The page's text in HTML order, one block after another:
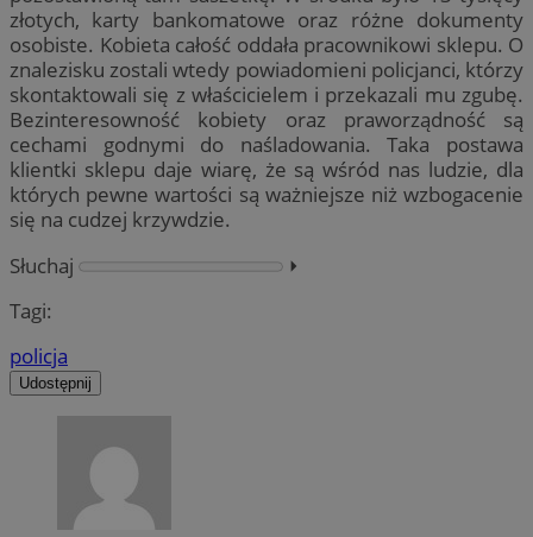
złotych, karty bankomatowe oraz różne dokumenty
osobiste. Kobieta całość oddała pracownikowi sklepu. O
znalezisku zostali wtedy powiadomieni policjanci, którzy
skontaktowali się z właścicielem i przekazali mu zgubę.
Bezinteresowność kobiety oraz praworządność są
cechami godnymi do naśladowania. Taka postawa
klientki sklepu daje wiarę, że są wśród nas ludzie, dla
których pewne wartości są ważniejsze niż wzbogacenie
się na cudzej krzywdzie.
Słuchaj
⏵︎
Tagi:
policja
Udostępnij